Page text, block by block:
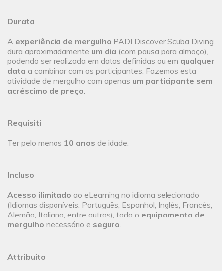
Durata
A experiência de mergulho PADI Discover Scuba Diving
dura aproximadamente um dia (com pausa para almoço),
podendo ser realizada em datas definidas ou em qualquer
data a combinar com os participantes. Fazemos esta
atividade de mergulho com apenas um participante sem
acréscimo de preço.
Requisiti
Ter pelo menos 10 anos de idade.
Incluso
Acesso ilimitado ao eLearning no idioma selecionado
(Idiomas disponíveis: Português, Espanhol, Inglês, Francês,
Alemão, Italiano, entre outros), todo o equipamento de
mergulho necessário e seguro.
Attribuito